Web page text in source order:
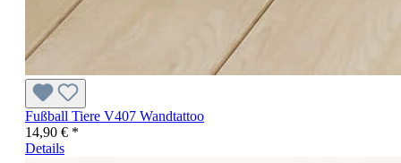
Fußball Tiere V407 Wandtattoo
14,90 € *
Details